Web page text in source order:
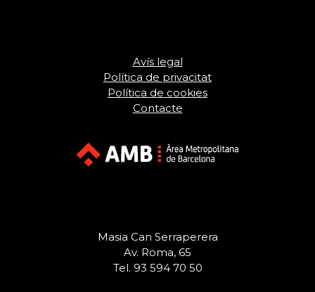
Avís legal
Política de privacitat
Política de cookies
Contacte
Masia Can Serraperera
Av. Roma, 65
Tel. 93 594 70 50